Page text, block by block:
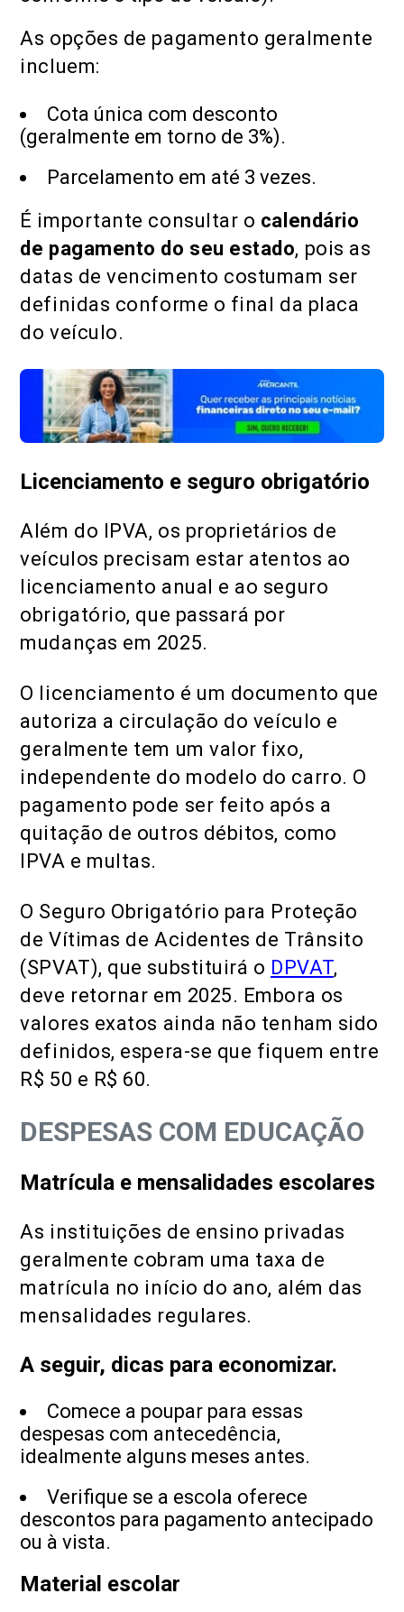
As opções de pagamento geralmente
incluem:
Cota única com desconto
(geralmente em torno de 3%).
Parcelamento em até 3 vezes.
É importante consultar o calendário
de pagamento do seu estado, pois as
datas de vencimento costumam ser
definidas conforme o final da placa
do veículo.
Licenciamento e seguro obrigatório
Além do IPVA, os proprietários de
veículos precisam estar atentos ao
licenciamento anual e ao seguro
obrigatório, que passará por
mudanças em 2025.
O licenciamento é um documento que
autoriza a circulação do veículo e
geralmente tem um valor fixo,
independente do modelo do carro. O
pagamento pode ser feito após a
quitação de outros débitos, como
IPVA e multas.
O Seguro Obrigatório para Proteção
de Vítimas de Acidentes de Trânsito
(SPVAT), que substituirá o DPVAT,
deve retornar em 2025. Embora os
valores exatos ainda não tenham sido
definidos, espera-se que fiquem entre
R$ 50 e R$ 60.
DESPESAS COM EDUCAÇÃO
Matrícula e mensalidades escolares
As instituições de ensino privadas
geralmente cobram uma taxa de
matrícula no início do ano, além das
mensalidades regulares.
A seguir, dicas para economizar.
Comece a poupar para essas
despesas com antecedência,
idealmente alguns meses antes.
Verifique se a escola oferece
descontos para pagamento antecipado
ou à vista.
Material escolar